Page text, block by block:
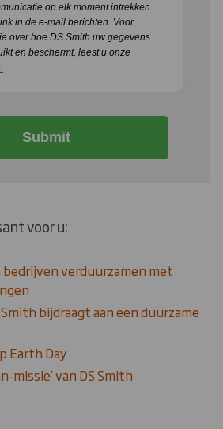
op elk moment intrekken
in de e-mail berichten. Voor
over hoe DS Smith uw gegevens
en beschermt, leest u onze
.
Submit
voor u:
bedrijven verduurzamen met
bijdraagt aan een duurzame
Earth Day
missie’ van DS Smith